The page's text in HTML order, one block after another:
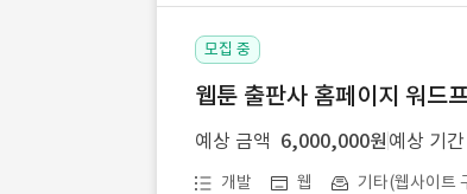
모집 중
웹툰 출판사 홈페이지 워드
예상 금액 6,000,000원 예상 기간
개발 웹 기타(웹사이트